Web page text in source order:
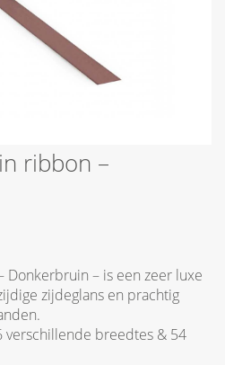
ribbon –
Donkerbruin – is een zeer luxe
zijdeglans en prachtig
verschillende breedtes & 54